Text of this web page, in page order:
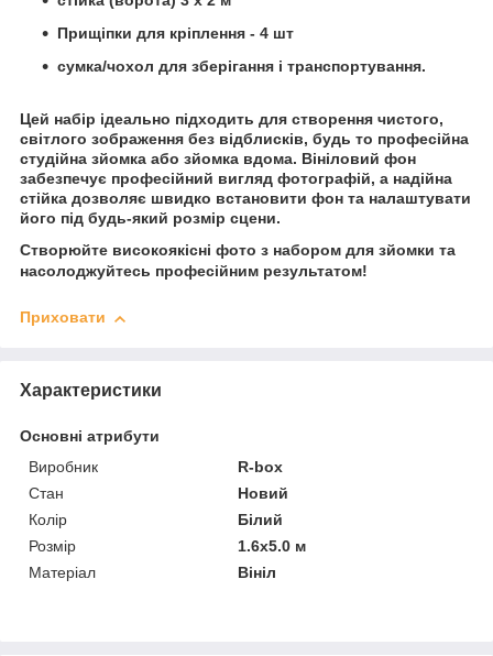
Прищіпки для кріплення - 4 шт
сумка/чохол для зберігання і транспортування.
Цей набір ідеально підходить для створення чистого,
світлого зображення без відблисків, будь то професійна
студійна зйомка або зйомка вдома. Вініловий фон
забезпечує професійний вигляд фотографій, а надійна
стійка дозволяє швидко встановити фон та налаштувати
його під будь-який розмір сцени.
Створюйте високоякісні фото з набором для зйомки та
насолоджуйтесь професійним результатом!
Приховати
Характеристики
Основні атрибути
Виробник
R-box
Стан
Новий
Колір
Білий
Розмір
1.6х5.0 м
Матеріал
Вініл